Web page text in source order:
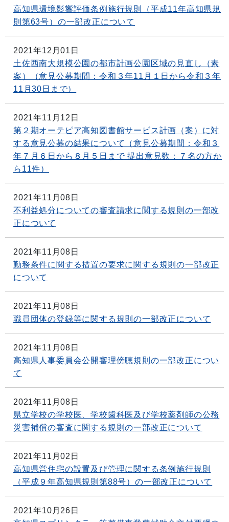
高知県環境影響評価条例施行規則（平成11年高知県規
則第63号）の一部改正について
2021年12月01日
土佐西南大規模公園の都市計画公園区域の見直し（素
案）（意見公募期間：令和３年11月１日から令和３年
11月30日まで）
2021年11月12日
第２期オーテピア高知図書館サービス計画（案）に対
する意見公募の結果について（意見公募期間：令和３
年７月６日から８月５日まで 提出意見数：７名の方か
ら11件）
2021年11月08日
不利益処分についての審査請求に関する規則の一部改
正について
2021年11月08日
勤務条件に関する措置の要求に関する規則の一部改正
について
2021年11月08日
職員団体の登録等に関する規則の一部改正について
2021年11月08日
高知県人事委員会公開審理傍聴規則の一部改正につい
て
2021年11月08日
県立学校の学校医、学校歯科医及び学校薬剤師の公務
災害補償の審査に関する規則の一部改正について
2021年11月02日
高知県営住宅の設置及び管理に関する条例施行規則
（平成９年高知県規則第88号）の一部改正について
2021年10月26日